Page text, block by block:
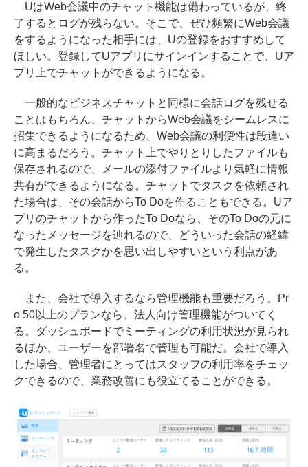
UはWeb会議中のチャット機能は備わっているが、終
了するとログが残らない。そこで、ぜひ頻繁にWeb会議
をするようになった相手には、Uの登録をおすすめして
ほしい。登録してUアプリにサインインすることで、Uア
プリ上でチャットができるようになる。
一般的なビジネスチャットと同様に会話ログを残せる
ことはもちろん、チャットからWeb会議をシームレスに
招集できるようになるため、Web会議の利便性は段違い
に高まるだろう。チャット上でやりとりしたファイルも
保存されるので、メールの添付ファイルより気軽に情報
共有ができるようになる。チャットでタスクを依頼され
た場合は、その会話からTo Doを作ることもできる。Uア
プリのチャットから作ったTo Doなら、そのTo Doの元に
なったメッセージを辿れるので、どういった会話の経緯
で発生したタスクかを思い出しやすいという利点があ
る。
また、会社で導入するなら管理機能も重要だろう。Pr
o 50以上のプランなら、法人向け管理機能がついてく
る。ダッシュボードでミーティングの利用状況が見られ
るほか、ユーザーを部署名で管理も可能だ。会社で導入
した場合、管理者にとってはスタッフの利用率をチェッ
クできるので、業務改善にも役立てることができる。